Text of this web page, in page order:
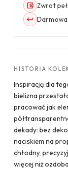
Zwrot
HISTORIA
Inspiracją dla
bielizna
pracować jak
dekady: bez
naciskiem na
chłodny,
więcej niż